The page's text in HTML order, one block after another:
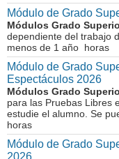
Módulo de Grado
Módulos Grado
dependiente del trabajo
menos de 1 año horas
Módulo de Grado
Espectáculos 2026
Módulos Grado
para las Pruebas Libres
estudie el alumno. Se
horas
Módulo de Grado
2026